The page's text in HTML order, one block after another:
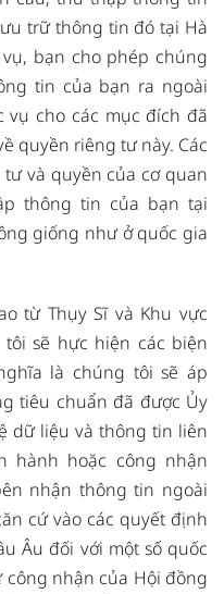
trữ thông tin đó tại Hà
bạn cho phép chúng
tin của bạn ra ngoài
cho các mục đích đã
quyền riêng tư này. Các
và quyền của cơ quan
thông tin của bạn tại
giống như ở quốc gia
từ Thụy Sĩ và Khu vực
tôi sẽ hực hiện các biện
là chúng tôi sẽ áp
tiêu chuẩn đã được Ủy
dữ liệu và thông tin liên
hành hoặc công nhận
nhận thông tin ngoài
cứ vào các quyết định
Âu đối với một số quốc
nhận của Hội đồng